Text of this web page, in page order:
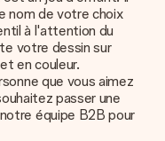
nom de votre choix
à l'attention du
votre dessin sur
en couleur.
que vous aimez
passer une
équipe B2B pour